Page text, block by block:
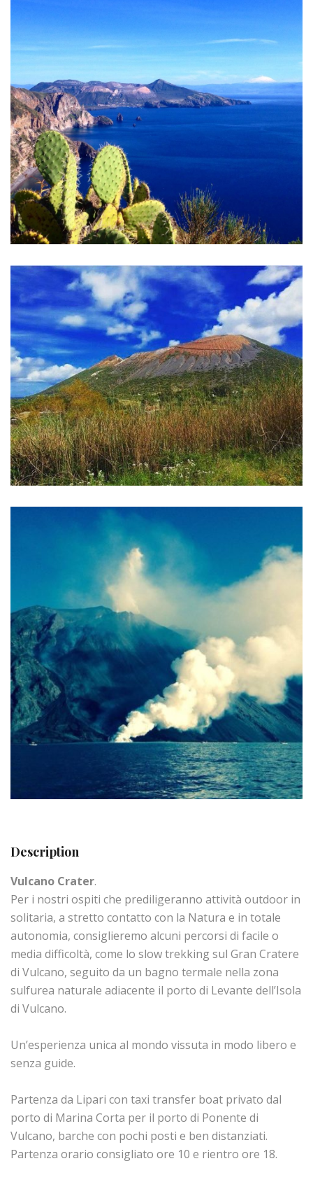
Description
Vulcano Crater.
Per i nostri ospiti che prediligeranno attività outdoor in
solitaria, a stretto contatto con la Natura e in totale
autonomia, consiglieremo alcuni percorsi di facile o
media difficoltà, come lo slow trekking sul Gran Cratere
di Vulcano, seguito da un bagno termale nella zona
sulfurea naturale adiacente il porto di Levante dell’Isola
di Vulcano.
Un’esperienza unica al mondo vissuta in modo libero e
senza guide.
Partenza da Lipari con taxi transfer boat privato dal
porto di Marina Corta per il porto di Ponente di
Vulcano, barche con pochi posti e ben distanziati.
Partenza orario consigliato ore 10 e rientro ore 18.